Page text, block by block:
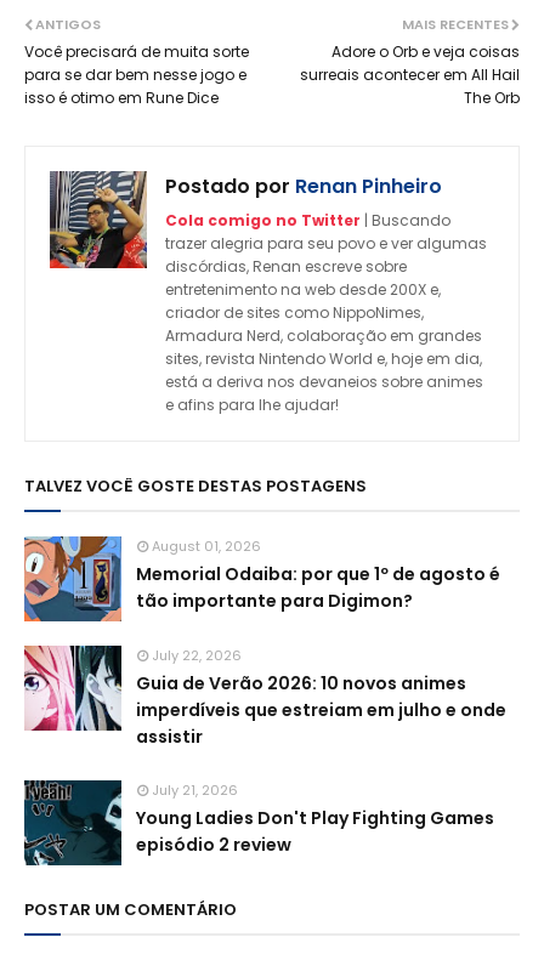
MAIS RECENTES
Adore o Orb e veja coisas
surreais acontecer em All Hail
The Orb
ANTIGOS
Você precisará de muita sorte
para se dar bem nesse jogo e
isso é otimo em Rune Dice
Postado por Renan Pinheiro
Cola comigo no Twitter | Buscando
trazer alegria para seu povo e ver algumas
discórdias, Renan escreve sobre
entretenimento na web desde 200X e,
criador de sites como NippoNimes,
Armadura Nerd, colaboração em grandes
sites, revista Nintendo World e, hoje em dia,
está a deriva nos devaneios sobre animes
e afins para lhe ajudar!
TALVEZ VOCÊ GOSTE DESTAS POSTAGENS
August 01, 2026
Memorial Odaiba: por que 1º de agosto é
tão importante para Digimon?
July 22, 2026
Guia de Verão 2026: 10 novos animes
imperdíveis que estreiam em julho e onde
assistir
July 21, 2026
Young Ladies Don't Play Fighting Games
episódio 2 review
POSTAR UM COMENTÁRIO